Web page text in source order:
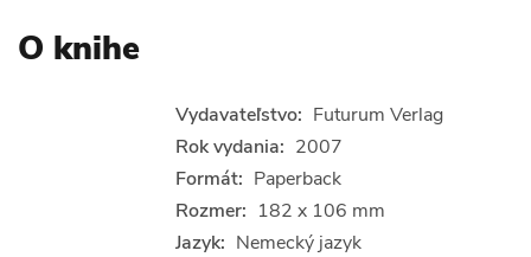
O knihe
Vydavateľstvo: Futurum Verlag
Rok vydania: 2007
Formát: Paperback
Rozmer: 182 x 106 mm
Jazyk: Nemecký jazyk